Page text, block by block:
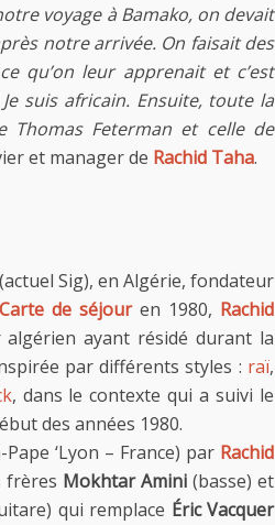
voyage à Bamako, on devait
notre arrivée. On faisait des
qu’on leur apprenait et c’est
suis africain. Ensuite, toute la
Thomas Feterman et celle de
et manager de Rachid Taha.
Sig), en Algérie, fondateur
Carte de séjouren 1980, Rachid
ayant résidé durant la
par différents styles : raï,
, dans le contexte qui a suivi le
des années 1980.
‘Lyon – France) par Rachid
frères Mokhtar Amini (basse) et
qui remplace Éric Vacquer